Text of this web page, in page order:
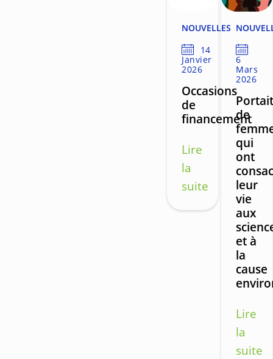
NOUVELLES
14
Janvier
2026
Occasions
de
financement
Lire
la
suite
6
Mars
2026
de
qui
ont
leur
vie
aux
et à
la
cause
Lire
la
suite